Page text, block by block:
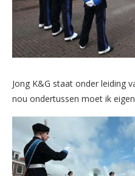
Jong K&G staat onder leiding
nou ondertussen moet ik